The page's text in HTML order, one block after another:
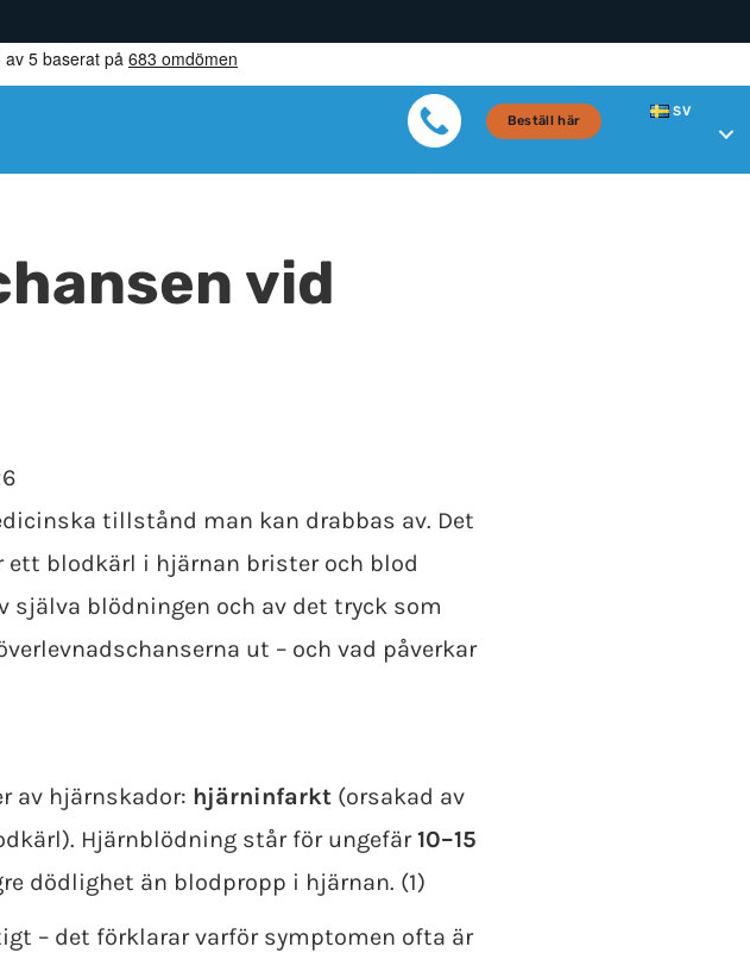
Beställ här
SV
vid
tillstånd man kan drabbas av. Det
blodkärl i hjärnan brister och blod
själva blödningen och av det tryck som
ut – och vad påverkar
av hjärnskador: hjärninfarkt (orsakad av
Hjärnblödning står för ungefär10–15
dödlighet än blodpropp i hjärnan. (1)
– det förklarar varför symptomen ofta är